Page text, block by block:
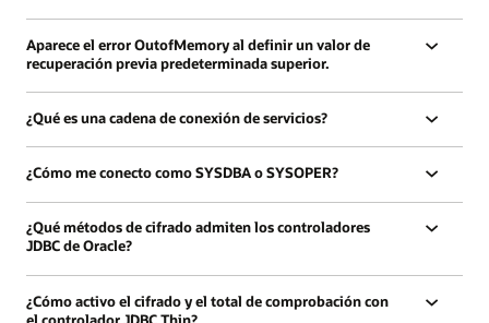
Aparece el error OutofMemory al definir un valor de
recuperación previa predeterminada superior.
¿Qué es una cadena de conexión de servicios?
¿Cómo me conecto como SYSDBA o SYSOPER?
¿Qué métodos de cifrado admiten los controladores
JDBC de Oracle?
¿Cómo activo el cifrado y el total de comprobación con
el controlador JDBC Thin?